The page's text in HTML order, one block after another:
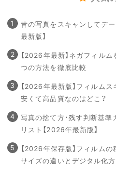
昔の写真をスキャンしてデ
最新版】
【2026年最新】ネガフィル
つの方法を徹底比較
【2026年最新版】フィルム
安くて高品質なのはどこ？
写真の捨て方・残す判断基準
リスト【2026年最新版】
【2026年保存版】フィルムの
サイズの違いとデジタル化